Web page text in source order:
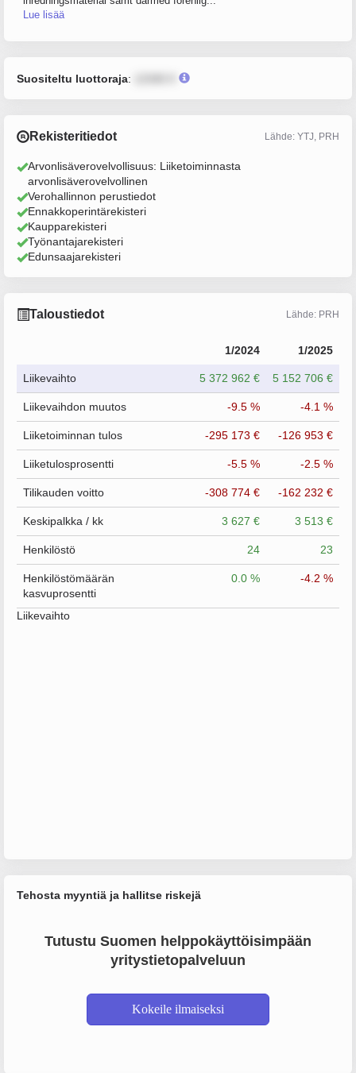
Lue lisää
Suositeltu luottoraja:
Rekisteritiedot Lähde: YTJ, PRH
Arvonlisäverovelvollisuus: Liiketoiminnasta
arvonlisäverovelvollinen
Verohallinnon perustiedot
Ennakkoperintärekisteri
Kaupparekisteri
Työnantajarekisteri
Edunsaajarekisteri
Taloustiedot Lähde: PRH
1/2024 1/2025
Liikevaihto 5 372 962 € 5 152 706 €
Liikevaihdon muutos -9.5 % -4.1 %
Liiketoiminnan tulos -295 173 € -126 953 €
Liiketulosprosentti -5.5 % -2.5 %
Tilikauden voitto -308 774 € -162 232 €
Keskipalkka / kk 3 627 € 3 513 €
Henkilöstö 24 23
Henkilöstömäärän
kasvuprosentti
0.0 % -4.2 %
Liikevaihto
Tehosta myyntiä ja hallitse riskejä
Tutustu Suomen helppokäyttöisimpään
yritystietopalveluun
Kokeile ilmaiseksi